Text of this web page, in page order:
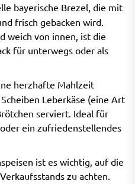
bayerische Brezel, die mit
frisch gebacken wird.
weich von innen, ist die
für unterwegs oder als
herzhafte Mahlzeit
Leberkäse (eine Art
serviert. Ideal für
ein zufriedenstellendes
ist es wichtig, auf die
zu achten.